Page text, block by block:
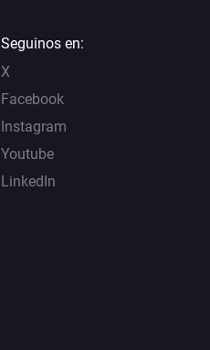
Seguinos en:
X
Facebook
Instagram
Youtube
LinkedIn